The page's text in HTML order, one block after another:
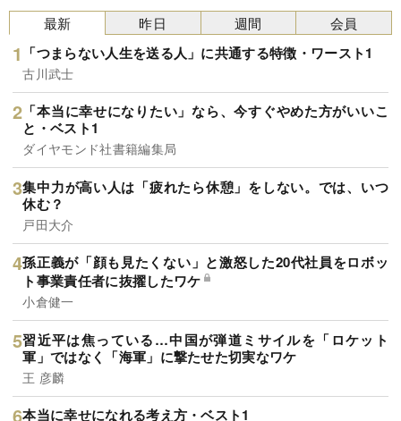
最新
「つまらない人生を送る人」に共通する特徴・ワースト1
古川武士
「本当に幸せになりたい」なら、今すぐやめた方がいいこ
と・ベスト1
ダイヤモンド社書籍編集局
集中力が高い人は「疲れたら休憩」をしない。では、いつ
休む？
戸田大介
孫正義が「顔も見たくない」と激怒した20代社員をロボッ
ト事業責任者に抜擢したワケ
小倉健一
習近平は焦っている…中国が弾道ミサイルを「ロケット
軍」ではなく「海軍」に撃たせた切実なワケ
王 彦麟
本当に幸せになれる考え方・ベスト1
昨日 週間 会員